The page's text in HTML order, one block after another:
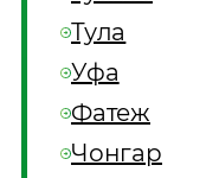
Тула
Уфа
Фатеж
Чонгар